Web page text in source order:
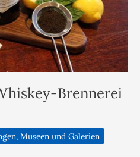
Brennerei
Museen und Galerien